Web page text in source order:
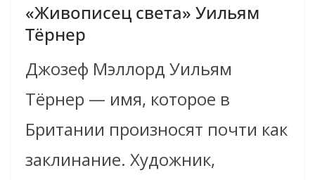
«Живописец света» Уильям
Тёрнер
Джозеф Мэллорд Уильям
Тёрнер — имя, которое в
Британии произносят почти как
заклинание. Художник,